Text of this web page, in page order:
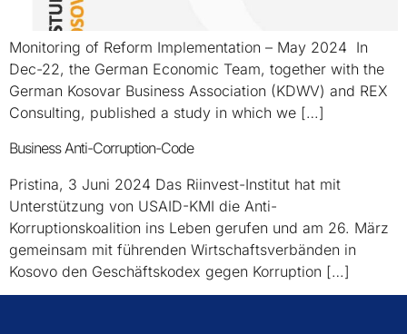
Monitoring of Reform Implementation – May 2024 In
Dec-22, the German Economic Team, together with the
German Kosovar Business Association (KDWV) and REX
Consulting, published a study in which we […]
Business Anti-Corruption-Code
Pristina, 3 Juni 2024 Das Riinvest-Institut hat mit
Unterstützung von USAID-KMI die Anti-
Korruptionskoalition ins Leben gerufen und am 26. März
gemeinsam mit führenden Wirtschaftsverbänden in
Kosovo den Geschäftskodex gegen Korruption […]